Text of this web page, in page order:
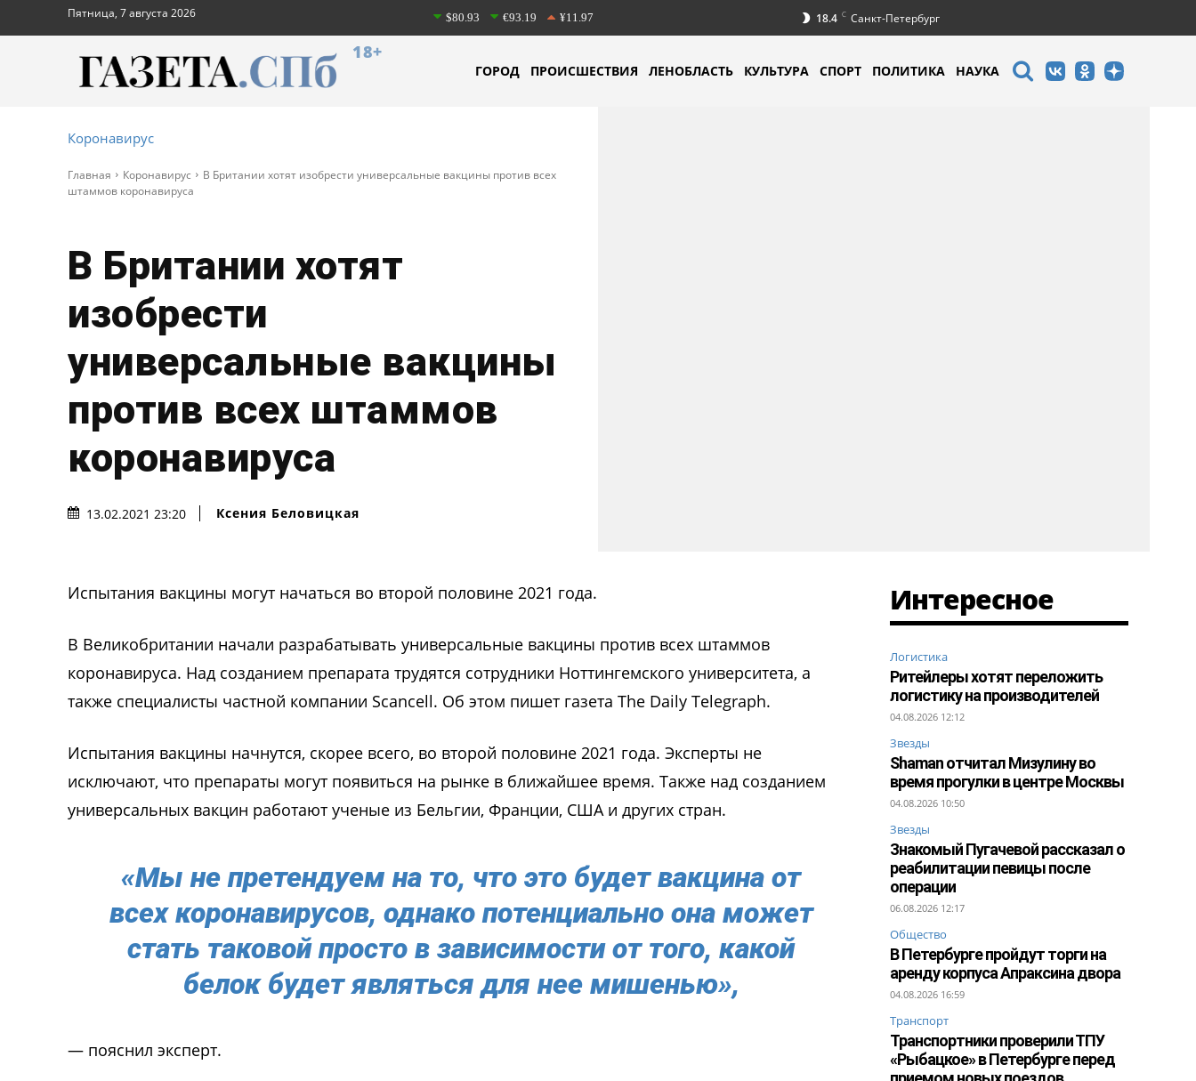
Пятница, 7 августа 2026 $80.93 €93.19 ¥11.97 18.4 C Санкт-Петербург
18+
ГОРОД ПРОИСШЕСТВИЯ ЛЕНОБЛАСТЬ КУЛЬТУРА СПОРТ ПОЛИТИКА НАУКА
Коронавирус
Главная Коронавирус
В Британии хотят изобрести универсальные вакцины против всех
штаммов коронавируса
В Британии хотят
изобрести
универсальные вакцины
против всех штаммов
коронавируса
13.02.2021 23:20 Ксения Беловицкая
Испытания вакцины могут начаться во второй половине 2021 года.
В Великобритании начали разрабатывать универсальные вакцины против всех штаммов
коронавируса. Над созданием препарата трудятся сотрудники Ноттингемского университета, а
также специалисты частной компании Scancell. Об этом пишет газета The Daily Telegraph.
Испытания вакцины начнутся, скорее всего, во второй половине 2021 года. Эксперты не
исключают, что препараты могут появиться на рынке в ближайшее время. Также над созданием
универсальных вакцин работают ученые из Бельгии, Франции, США и других стран.
«Мы не претендуем на то, что это будет вакцина от
всех коронавирусов, однако потенциально она может
стать таковой просто в зависимости от того, какой
белок будет являться для нее мишенью»,
— пояснил эксперт.
Интересное
Логистика
Ритейлеры хотят переложить
логистику на производителей
04.08.2026 12:12
Звезды
Shaman отчитал Мизулину во
время прогулки в центре Москвы
04.08.2026 10:50
Звезды
Знакомый Пугачевой рассказал о
реабилитации певицы после
операции
06.08.2026 12:17
Общество
В Петербурге пройдут торги на
аренду корпуса Апраксина двора
04.08.2026 16:59
Транспорт
Транспортники проверили ТПУ
«Рыбацкое» в Петербурге перед